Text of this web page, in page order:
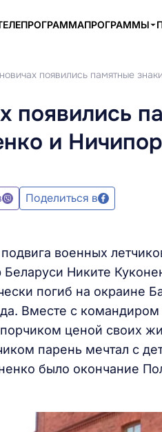
ПРОГРАММЫ
появились памятные
появились
и
Поделиться в
военных
Никите
погиб на окраине
Вместе с
ценой своих
парень мечтал с
было окончание